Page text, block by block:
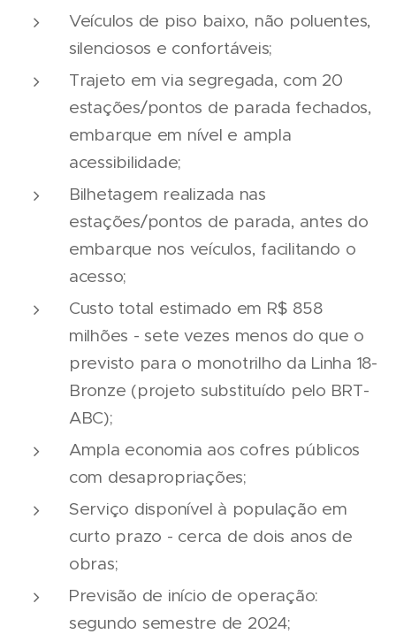
Veículos de piso baixo, não poluentes,
silenciosos e confortáveis;
Trajeto em via segregada, com 20
estações/pontos de parada fechados,
embarque em nível e ampla
acessibilidade;
Bilhetagem realizada nas
estações/pontos de parada, antes do
embarque nos veículos, facilitando o
acesso;
Custo total estimado em R$ 858
milhões - sete vezes menos do que o
previsto para o monotrilho da Linha 18-
Bronze (projeto substituído pelo BRT-
ABC);
Ampla economia aos cofres públicos
com desapropriações;
Serviço disponível à população em
curto prazo - cerca de dois anos de
obras;
Previsão de início de operação:
segundo semestre de 2024;